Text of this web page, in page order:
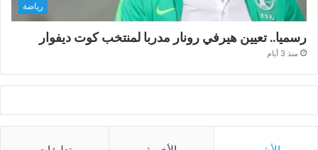
رياضة
رسميا.. تعيين هيرفي رونار مدربا لمنتخب كوت ديفوار
منذ 3 أيام